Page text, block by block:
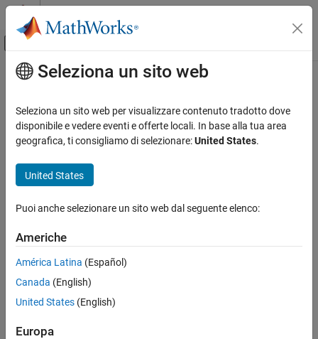
Vai al contenuto
Attiva/disattiva menu di navigazione
Pagina iniziale della documentazione
Contenuto principale
Seleziona un sito web
Seleziona un sito web per visualizzare contenuto tradotto dove
disponibile e vedere eventi e offerte locali. In base alla tua area
geografica, ti consigliamo di selezionare:United States.
United States
Puoi anche selezionare un sito web dal seguente elenco:
Americhe
América Latina (Español)
Canada (English)
United States (English)
Europa